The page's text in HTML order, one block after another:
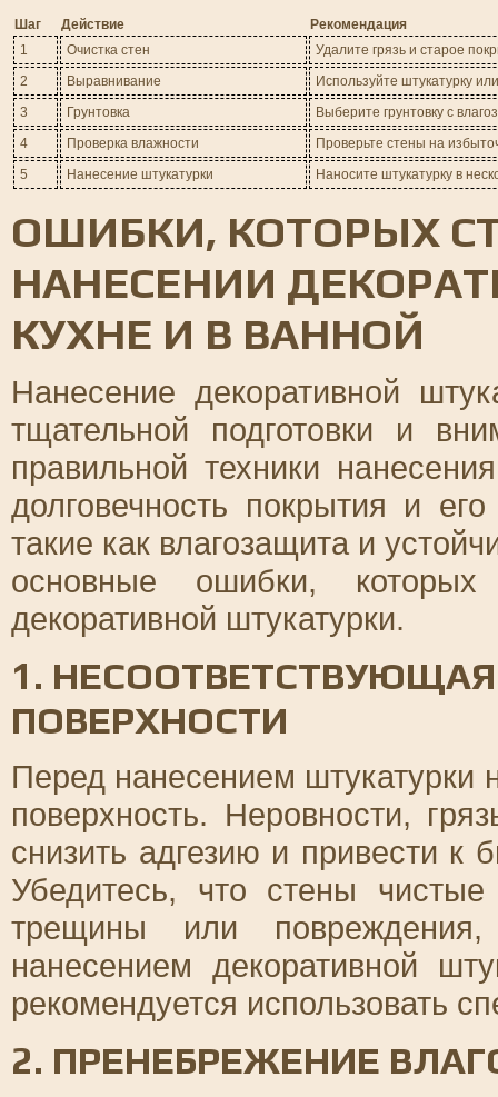
Шаг Действие
Рекомендация
1
Очистка стен
Удалите грязь и старое
2
Выравнивание
Используйте штукатурку
3
Грунтовка
Выберите грунтовку с
4
Проверка влажности
Проверьте стены на
5
Нанесение штукатурки Наносите штукатурку в
ОШИБКИ, КОТОРЫХ
НАНЕСЕНИИ
КУХНЕ И В ВАННОЙ
Нанесение декоративной
тщательной подготовки и
правильной техники
долговечность покрытия и
такие как влагозащита и
основные ошибки,
декоративной штукатурки.
1.
ПОВЕРХНОСТИ
Перед нанесением штукатурки
поверхность. Неровности,
снизить адгезию и привести к
Убедитесь, что стены
трещины или
нанесением декоративной
рекомендуется использовать
2. ПРЕНЕБРЕЖЕНИЕ